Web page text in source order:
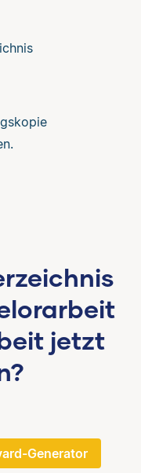
jetzt
Generator